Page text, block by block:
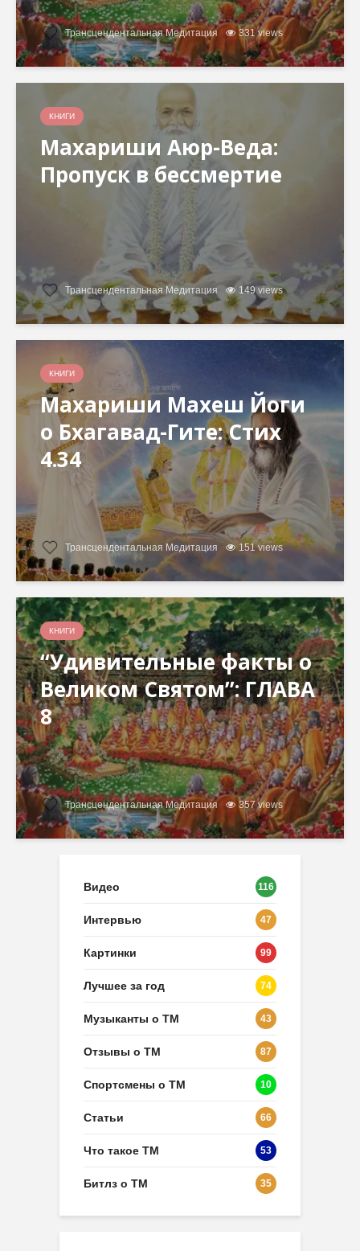
Трансцендентальная Медитация 331 views
КНИГИ
Махариши Аюр-Веда:
Пропуск в бессмертие
Трансцендентальная Медитация 149 views
КНИГИ
Махариши Махеш Йоги
о Бхагавад-Гите: Стих
4.34
Трансцендентальная Медитация 151 views
КНИГИ
“Удивительные факты о
Великом Святом”: ГЛАВА
8
Трансцендентальная Медитация 357 views
Видео 116
Интервью 47
Картинки 99
Лучшее за год 74
Музыканты о ТМ 43
Отзывы о ТМ 87
Спортсмены о ТМ 10
Статьи 66
Что такое ТМ 53
Битлз о ТМ 35